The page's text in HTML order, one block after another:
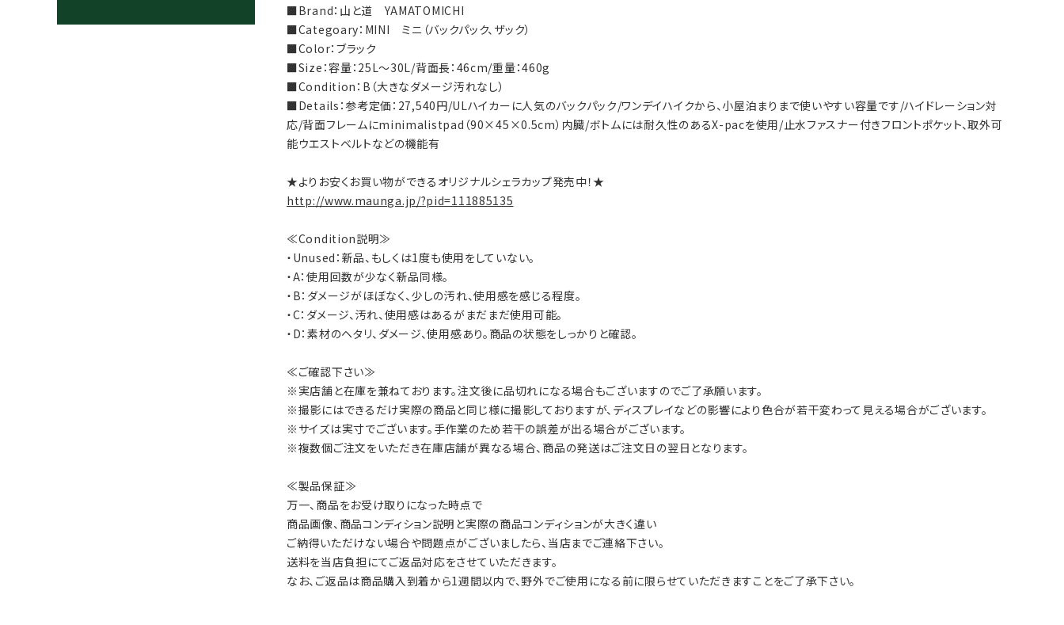
■Brand：山と道 YAMATOMICHI
■Categoary：MINI ミニ（バックパック、ザック）
■Color：ブラック
■Size：容量：25L～30L/背面長：46cm/重量：460g
■Condition：B（大きなダメージ汚れなし）
■Details：参考定価：27,540円/ULハイカーに人気のバックパック/ワンデイハイクから、小屋泊まりまで使いやすい容量です/ハイドレーション対
応/背面フレームにminimalistpad（90×45×0.5cm）内臓/ボトムには耐久性のあるX-pacを使用/止水ファスナー付きフロントポケット、取外可
能ウエストベルトなどの機能有
★よりお安くお買い物ができるオリジナルシェラカップ発売中！★
http://www.maunga.jp/?pid=111885135
≪Condition説明≫
・Unused：新品、もしくは1度も使用をしていない。
・A：使用回数が少なく新品同様。
・B：ダメージがほぼなく、少しの汚れ、使用感を感じる程度。
・C：ダメージ、汚れ、使用感はあるがまだまだ使用可能。
・D：素材のヘタリ、ダメージ、使用感あり。商品の状態をしっかりと確認。
≪ご確認下さい≫
※実店舗と在庫を兼ねております。注文後に品切れになる場合もございますのでご了承願います。
※撮影にはできるだけ実際の商品と同じ様に撮影しておりますが、ディスプレイなどの影響により色合が若干変わって見える場合がございます。
※サイズは実寸でございます。手作業のため若干の誤差が出る場合がございます。
※複数個ご注文をいただき在庫店舗が異なる場合、商品の発送はご注文日の翌日となります。
≪製品保証≫
万一、商品をお受け取りになった時点で
商品画像、商品コンディション説明と実際の商品コンディションが大きく違い
ご納得いただけない場合や問題点がございましたら、当店までご連絡下さい。
送料を当店負担にてご返品対応をさせていただきます。
なお、ご返品は商品購入到着から1週間以内で、野外でご使用になる前に限らせていただきますことをご了承下さい。